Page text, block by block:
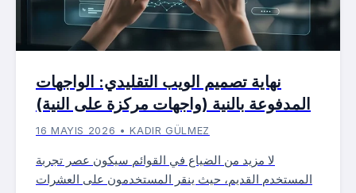
نهاية تصميم الويب التقليدي: الواجهات
المدفوعة بالنية (واجهات مركزة على النية)
16 MAYIS 2026 • KADIR GÜLMEZ
لا مزيد من الضياع في القوائم سيكون عصر تجربة
المستخدم القديم، حيث ينقر المستخدمون على العشرات